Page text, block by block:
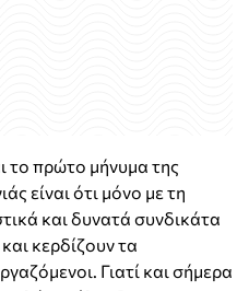
το πρώτο μήνυμα της
είναι ότι μόνο με τη
και δυνατά συνδικάτα
κερδίζουν τα
Γιατί και σήμερα